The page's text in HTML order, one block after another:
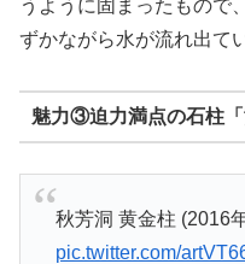
うように固まったもので
ずかながら水が流れ出て
魅力③迫力満点の石柱「
秋芳洞 黄金柱 (2016
pic.twitter.com/